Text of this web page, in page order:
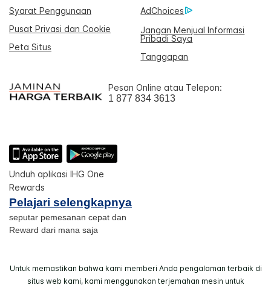
Syarat Penggunaan
AdChoices
Pusat Privasi dan Cookie
Jangan Menjual Informasi
Pribadi Saya
Peta Situs
Tanggapan
Pesan Online atau Telepon:
1 877 834 3613
Unduh aplikasi IHG One
Rewards
Pelajari selengkapnya
seputar pemesanan cepat dan
Reward dari mana saja
Untuk memastikan bahwa kami memberi Anda pengalaman terbaik di
situs web kami, kami menggunakan terjemahan mesin untuk